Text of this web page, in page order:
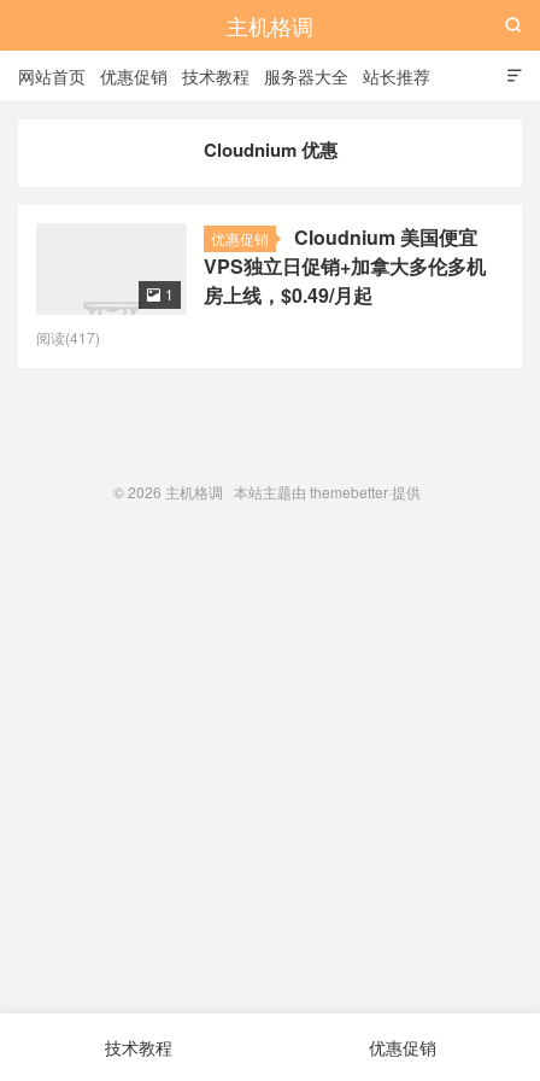
主机格调

网站首页 优惠促销 技术教程 服务器大全 站长推荐

Cloudnium 优惠
优惠促销
Cloudnium 美国便宜
VPS独立日促销+加拿大多伦多机
房上线，$0.49/月起
 1
阅读(417)
© 2026 主机格调 本站主题由 themebetter提供
技术教程 优惠促销